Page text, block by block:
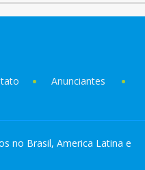
Anunciantes
no Brasil, America Latina e